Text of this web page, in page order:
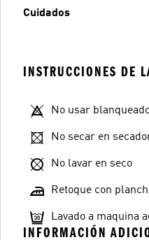
Cuidados
INSTRUCCIONES DE
No usar
No secar en
No lavar en seco
Retoque con
Lavado a maquina
INFORMACIÓN